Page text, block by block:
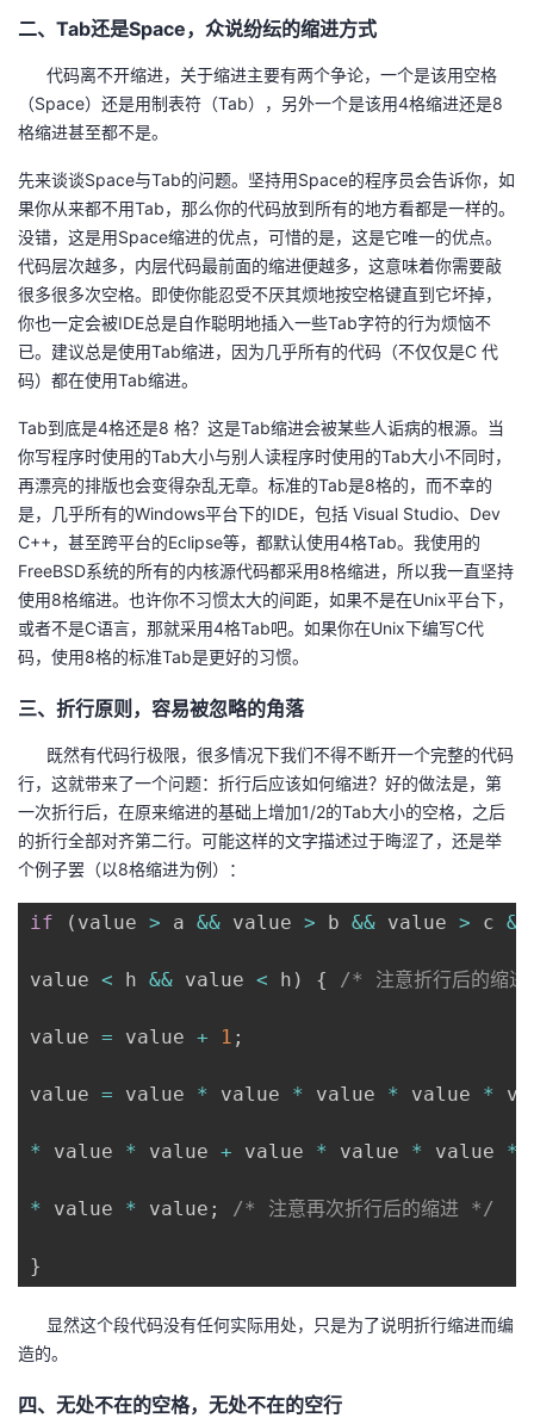
学
堂
我
的
课
程
我
的
认
证
我
的
实
验
我
的
收
藏
持
我
的
技
术
支
持
我
的
云
声
建
议
二、Tab还是Space，众说纷纭的缩进方式
代码离不开缩进，关于缩进主要有两个争论，一个是该用空格
（Space）还是用制表符（Tab），另外一个是该用4格缩进还是8
格缩进甚至都不是。
先来谈谈Space与Tab的问题。坚持用Space的程序员会告诉你，如
果你从来都不用Tab，那么你的代码放到所有的地方看都是一样的。
没错，这是用Space缩进的优点，可惜的是，这是它唯一的优点。
代码层次越多，内层代码最前面的缩进便越多，这意味着你需要敲
很多很多次空格。即使你能忍受不厌其烦地按空格键直到它坏掉，
你也一定会被IDE总是自作聪明地插入一些Tab字符的行为烦恼不
已。建议总是使用Tab缩进，因为几乎所有的代码（不仅仅是C 代
码）都在使用Tab缩进。
Tab到底是4格还是8 格？这是Tab缩进会被某些人诟病的根源。当
你写程序时使用的Tab大小与别人读程序时使用的Tab大小不同时，
再漂亮的排版也会变得杂乱无章。标准的Tab是8格的，而不幸的
是，几乎所有的Windows平台下的IDE，包括 Visual Studio、Dev
C++，甚至跨平台的Eclipse等，都默认使用4格Tab。我使用的
FreeBSD系统的所有的内核源代码都采用8格缩进，所以我一直坚持
使用8格缩进。也许你不习惯太大的间距，如果不是在Unix平台下，
或者不是C语言，那就采用4格Tab吧。如果你在Unix下编写C代
码，使用8格的标准Tab是更好的习惯。
三、折行原则，容易被忽略的角落
既然有代码行极限，很多情况下我们不得不断开一个完整的代码
行，这就带来了一个问题：折行后应该如何缩进？好的做法是，第
一次折行后，在原来缩进的基础上增加1/2的Tab大小的空格，之后
的折行全部对齐第二行。可能这样的文字描述过于晦涩了，还是举
个例子罢（以8格缩进为例）：
if ( value > a && value > b && value > c &&
value < h && value < h ) { /* 注意折行后的缩
value = value + 1 ;
value = value * value * value * value *
* value * value + value * value * value *
* value * value ; /* 注意再次折行后的缩进 */
}
显然这个段代码没有任何实际用处，只是为了说明折行缩进而编
造的。
四、无处不在的空格，无处不在的空行